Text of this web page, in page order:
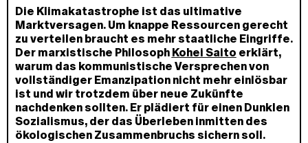
Die Klimakatastrophe ist das ultimative
Marktversagen. Um knappe Ressourcen gerecht
zu verteilen braucht es mehr staatliche Eingriffe.
Der marxistische Philosoph Kohei Saito erklärt,
warum das kommunistische Versprechen von
vollständiger Emanzipation nicht mehr einlösbar
ist und wir trotzdem über neue Zukünfte
nachdenken sollten. Er plädiert für einen Dunklen
Sozialismus, der das Überleben inmitten des
ökologischen Zusammenbruchs sichern soll.